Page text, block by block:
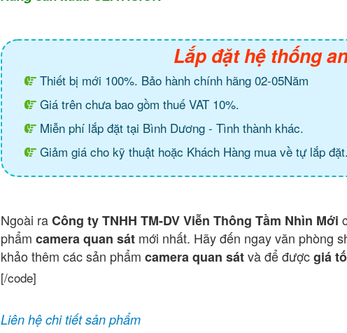
Lắp đặt hệ thống
Thiết bị mới 100%. Bảo hành chính hãng 02-05Năm
Giá trên chưa bao gồm thuế VAT 10%.
Miễn phí lắp đặt tại Bình Dương - Tình thành khác.
Giảm giá cho kỹ thuật hoặc Khách Hàng mua về tự lắp đặt.
Ngoài raCông ty TNHH TM-DV Viễn Thông Tầm Nhìn Mới
phẩm camera quan sát mới nhất. Hãy đến ngay văn phòng
khảo thêm các sản phẩm camera quan sátvà để đượcgiá
[/code]
Liên hệ chi tiết sản phẩm